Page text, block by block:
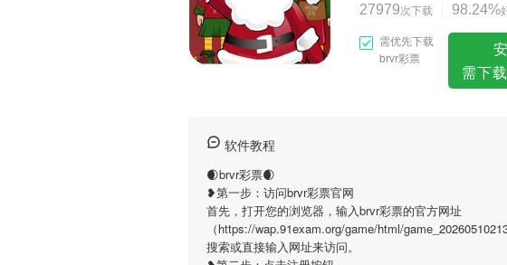
27979次下载 98.24%
需优先下载
brvr彩票
需下
软件教程
🌒brvr彩票🌒
❥第一步：访问brvr彩票官网
首先，打开您的浏览器，输入brvr彩票的官方网址
（https://wap.91exam.org/game/html/
搜索或直接输入网址来访问。